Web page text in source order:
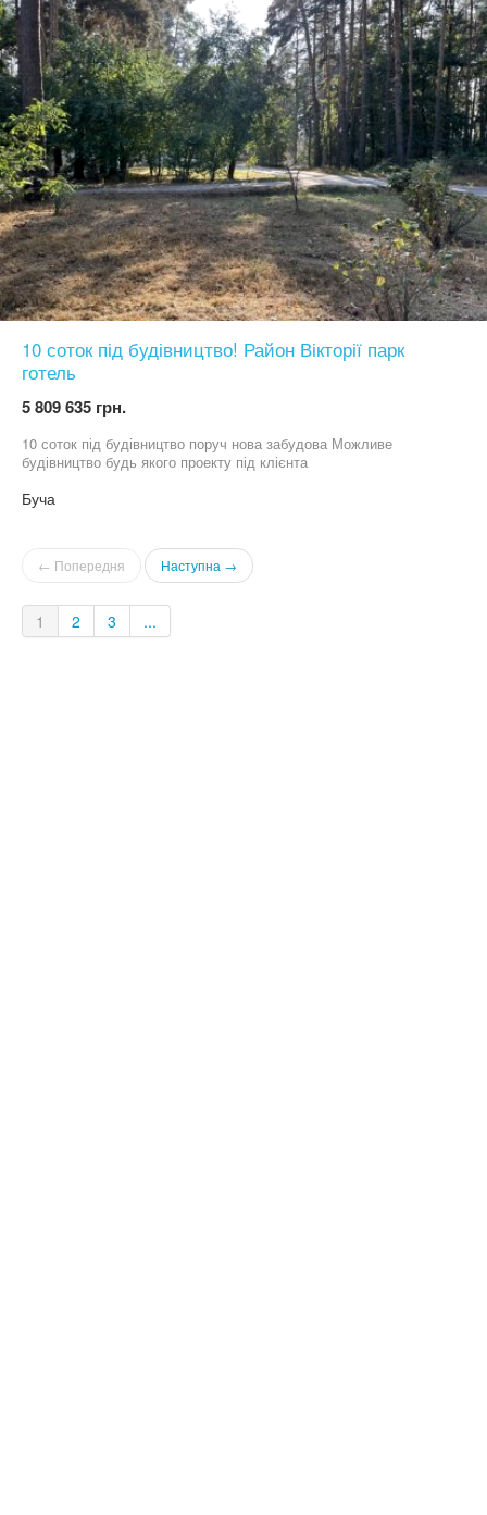
10 соток під будівництво! Район Вікторії парк
готель
5 809 635 грн.
10 соток під будівництво поруч нова забудова Можливе
будівництво будь якого проекту під клієнта
Буча
← Попередня Наступна →
1 2 3 ...